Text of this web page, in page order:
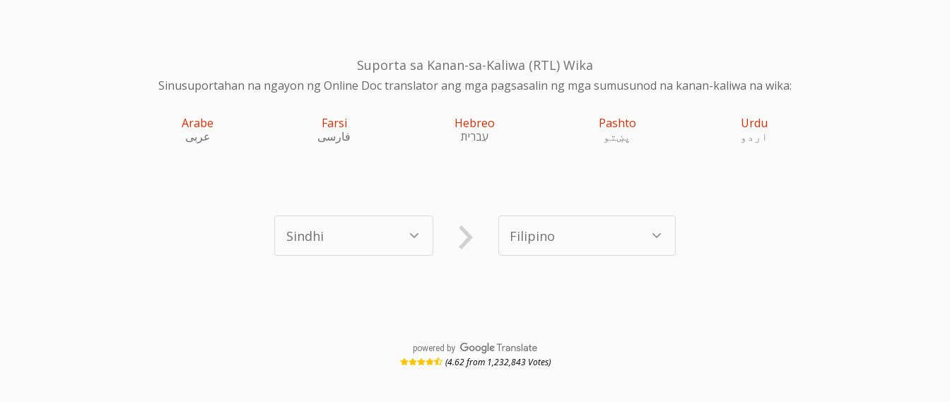
Suporta sa Kanan-sa-Kaliwa (RTL) Wika
Sinusuportahan na ngayon ng Online Doc translator ang mga pagsasalin ng mga sumusunod na kanan-kaliwa na wika:
Arabe
عربى
Farsi
فارسی
Hebreo
עִברִית
Pashto
پښتو
Urdu
اردو
powered by
(4.62 from 1,232,843 Votes)